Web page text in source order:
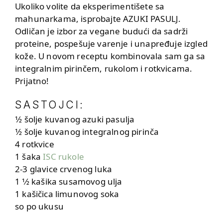
Ukoliko volite da eksperimentišete sa
mahunarkama, isprobajte AZUKI PASULJ.
Odličan je izbor za vegane budući da sadrži
proteine, pospešuje varenje i unapređuje izgled
kože. U novom receptu kombinovala sam ga sa
integralnim pirinčem, rukolom i rotkvicama.
Prijatno!
SASTOJCI:
1⁄2 šolje kuvanog azuki pasulja
1⁄2 šolje kuvanog integralnog pirinča
4 rotkvice
1 šakaISC rukole
2-3 glavice crvenog luka
1 1⁄2 kašika susamovog ulja
1 kašičica limunovog soka
so po ukusu